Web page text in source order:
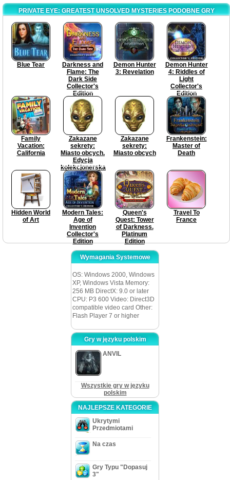
PRIVATE EYE: GREATEST UNSOLVED MYSTERIES PODOBNE GRY
Blue Tear
Darkness and
Flame: The
Dark Side
Collector's
Edition
Demon Hunter
3: Revelation
Demon Hunter
4: Riddles of
Light
Collector's
Edition
Family
Vacation:
California
Zakazane
sekrety:
Miasto obcych.
Edycja
kolekcjonerska
Zakazane
sekrety:
Miasto obcych
Frankenstein:
Master of
Death
Hidden World
of Art
Modern Tales:
Age of
Invention
Collector's
Edition
Queen's
Quest: Tower
of Darkness.
Platinum
Edition
Travel To
France
Wymagania Systemowe
OS: Windows 2000, Windows
XP, Windows Vista Memory:
256 MB DirectX: 9.0 or later
CPU: P3 600 Video: Direct3D
compatible video card Other:
Flash Player 7 or higher
Gry w języku polskim
ANVIL
Wszystkie gry w języku
polskim
NAJLEPSZE KATEGORIE
Ukrytymi
Przedmiotami
Na czas
Gry Typu "Dopasuj
3"